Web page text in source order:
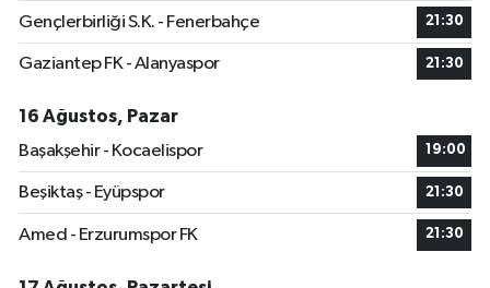
Gençlerbirliği S.K. - Fenerbahçe 21:30
Gaziantep FK - Alanyaspor 21:30
16 Ağustos, Pazar
Başakşehir - Kocaelispor
19:00
Beşiktaş - Eyüpspor 21:30
Amed - Erzurumspor FK 21:30